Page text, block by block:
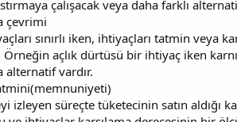
çalışacak veya daha farklı
çevrimi
sınırlı iken, ihtiyaçları tatmin veya
Örneğin açlık dürtüsü bir ihtiyaç iken
alternatif vardır.
izleyen süreçte tüketecinin satın aldığı